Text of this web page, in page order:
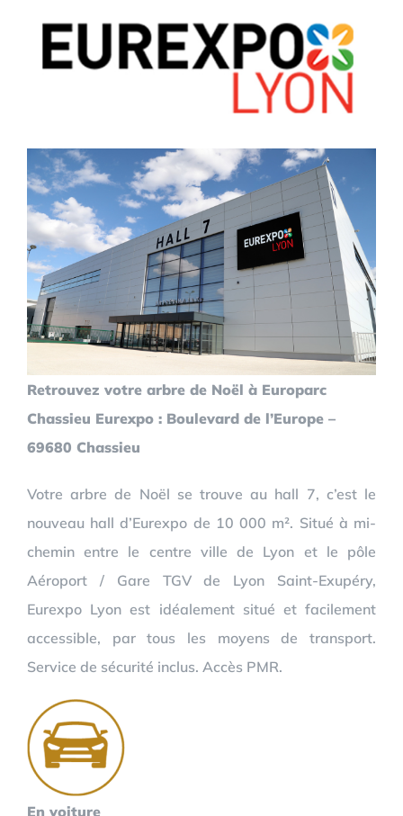
Retrouvez votre arbre de Noël à Europarc
Chassieu Eurexpo : Boulevard de l’Europe –
69680 Chassieu
Votre arbre de Noël se trouve au hall 7, c’est le
nouveau hall d’Eurexpo de 10 000 m². Situé à mi-
chemin entre le centre ville de Lyon et le pôle
Aéroport / Gare TGV de Lyon Saint-Exupéry,
Eurexpo Lyon est idéalement situé et facilement
accessible, par tous les moyens de transport.
Service de sécurité inclus. Accès PMR.
En voiture